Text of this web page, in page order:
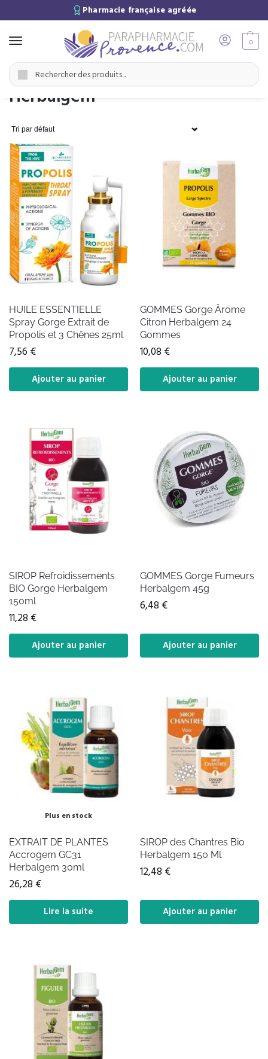
Pharmacie française agréée
0
/ Marques / Herbalgem
Herbalgem
HUILE ESSENTIELLE
Spray Gorge Extrait de
Propolis et 3 Chênes 25ml
7,56 €
Ajouter au panier
GOMMES Gorge Ârome
Citron Herbalgem 24
Gommes
10,08 €
Ajouter au panier
SIROP Refroidissements
BIO Gorge Herbalgem
150ml
11,28 €
Ajouter au panier
GOMMES Gorge Fumeurs
Herbalgem 45g
6,48 €
Ajouter au panier
Plus en stock
EXTRAIT DE PLANTES
Accrogem GC31
Herbalgem 30ml
26,28 €
Lire la suite
SIROP des Chantres Bio
Herbalgem 150 Ml
12,48 €
Ajouter au panier